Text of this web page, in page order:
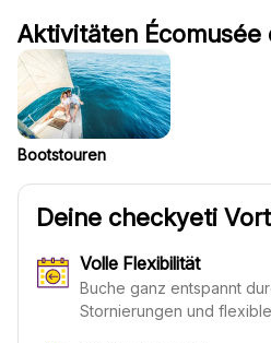
Aktivitäten Écomusée
Bootstouren
Deine checkyeti
Volle Flexibilität
Buche ganz entspannt
Stornierungen und